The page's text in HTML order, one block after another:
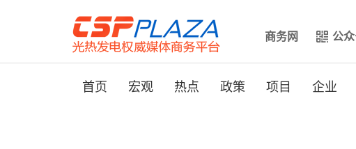
商务网 公
首页 宏观 热点 政策 项目 企业